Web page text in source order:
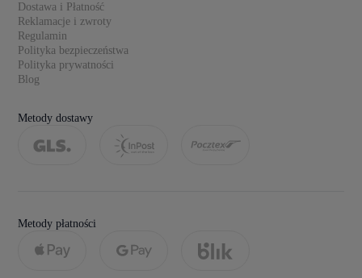
Dostawa i Płatność
Reklamacje i zwroty
Regulamin
Polityka bezpieczeństwa
Polityka prywatności
Blog
Metody dostawy
Metody płatności